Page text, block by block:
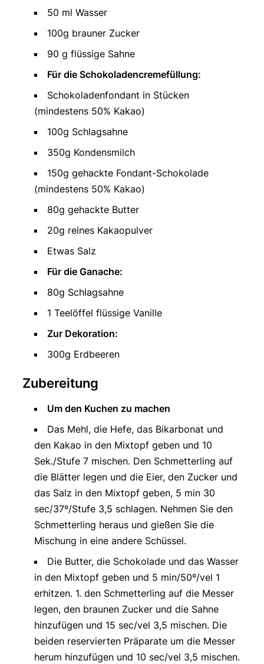
50 ml Wasser
100g brauner Zucker
90 g flüssige Sahne
Für die Schokoladencremefüllung:
Schokoladenfondant in Stücken
(mindestens 50% Kakao)
100g Schlagsahne
350g Kondensmilch
150g gehackte Fondant-Schokolade
(mindestens 50% Kakao)
80g gehackte Butter
20g reines Kakaopulver
Etwas Salz
Für die Ganache:
80g Schlagsahne
1 Teelöffel flüssige Vanille
Zur Dekoration:
300g Erdbeeren
Zubereitung
Um den Kuchen zu machen
Das Mehl, die Hefe, das Bikarbonat und
den Kakao in den Mixtopf geben und 10
Sek./Stufe 7 mischen. Den Schmetterling auf
die Blätter legen und die Eier, den Zucker und
das Salz in den Mixtopf geben, 5 min 30
sec/37º/Stufe 3,5 schlagen. Nehmen Sie den
Schmetterling heraus und gießen Sie die
Mischung in eine andere Schüssel.
Die Butter, die Schokolade und das Wasser
in den Mixtopf geben und 5 min/50º/vel 1
erhitzen. 1. den Schmetterling auf die Messer
legen, den braunen Zucker und die Sahne
hinzufügen und 15 sec/vel 3,5 mischen. Die
beiden reservierten Präparate um die Messer
herum hinzufügen und 10 sec/vel 3,5 mischen.